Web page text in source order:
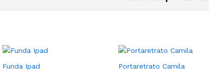
Funda Ipad Portaretrato Camila